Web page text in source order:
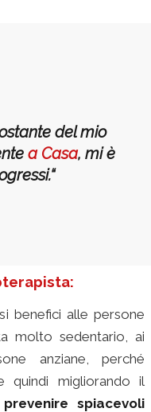
del mio
a Casa, mi è
“
benefici alle persone
molto sedentario, ai
anziane, perché
quindi migliorando il
prevenire spiacevoli